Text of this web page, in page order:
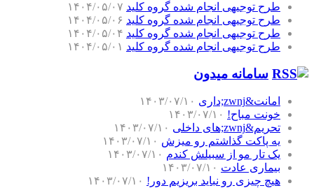
طرح توجیهی انجام شده گروه کلید ۱۴۰۴/۰۵/۰۷
طرح توجیهی انجام شده گروه کلید ۱۴۰۴/۰۵/۰۶
طرح توجیهی انجام شده گروه کلید ۱۴۰۴/۰۵/۰۴
طرح توجیهی انجام شده گروه کلید ۱۴۰۴/۰۵/۰۱
سامانه میدون
امانت&zwnj;داری
۱۴۰۳/۰۷/۱۰
خونت مباح! ۱۴۰۳/۰۷/۱۰
تحریم&zwnj;های داخلی
۱۴۰۳/۰۷/۱۰
یه پاکت گذاشتم رو میزش ۱۴۰۳/۰۷/۱۰
یک تار مو از سبیلش کندم ۱۴۰۳/۰۷/۱۰
بیماری عادت ۱۴۰۳/۰۷/۱۰
هیچ چیزی رو نباید بریزیم دور! ۱۴۰۳/۰۷/۱۰